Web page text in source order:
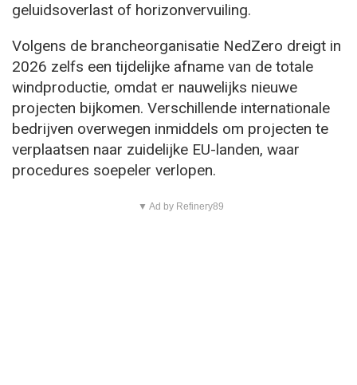
geluidsoverlast of horizonvervuiling.
Volgens de brancheorganisatie NedZero dreigt in
2026 zelfs een tijdelijke afname van de totale
windproductie, omdat er nauwelijks nieuwe
projecten bijkomen. Verschillende internationale
bedrijven overwegen inmiddels om projecten te
verplaatsen naar zuidelijke EU-landen, waar
procedures soepeler verlopen.
▼ Ad by Refinery89